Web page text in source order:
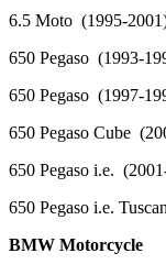
6.5 Moto (1995-
650 Pegaso (1993-
650 Pegaso (1997-
650 Pegaso Cube
650 Pegaso i.e.
650 Pegaso i.e.
BMW Motorcycle